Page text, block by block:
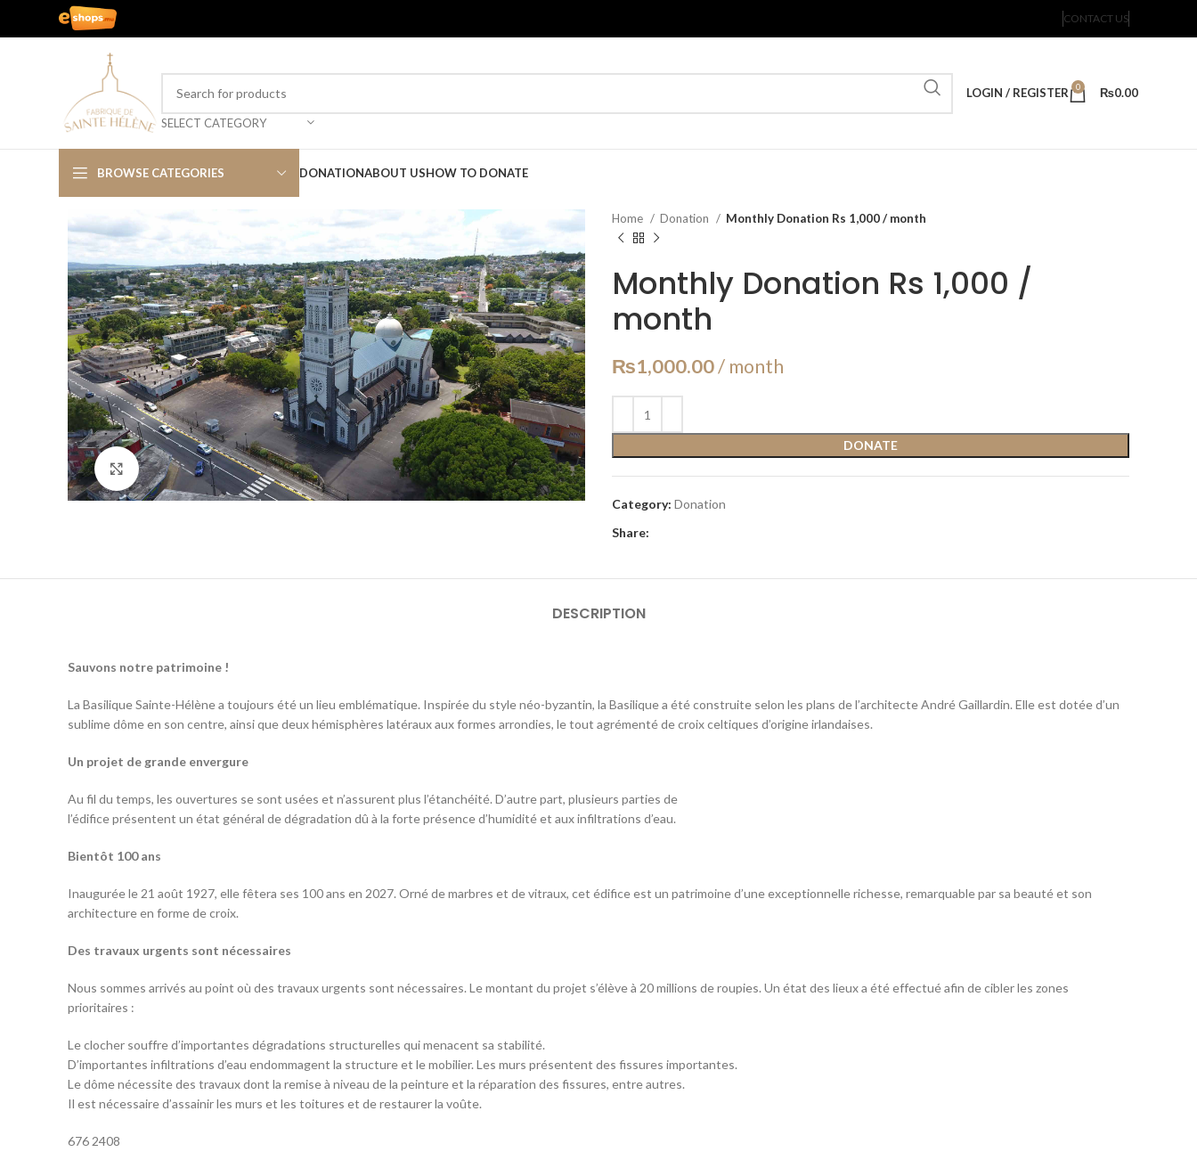
CONTACT US
SELECT CATEGORY
LOGIN / REGISTER 0 ₨0.00
BROWSE CATEGORIES DONATIONABOUT USHOW TO DONATE
Click to enlarge
Home Donation Monthly Donation Rs 1,000 / month
Monthly Donation Rs 1,000 /
month
₨1,000.00/ month
DONATE
Category: Donation
Share:
DESCRIPTION
Sauvons notre patrimoine !
La Basilique Sainte-Hélène a toujours été un lieu emblématique. Inspirée du style néo-byzantin, la Basilique a été construite selon les plans de l’architecte André Gaillardin. Elle est dotée d’un
sublime dôme en son centre, ainsi que deux hémisphères latéraux aux formes arrondies, le tout agrémenté de croix celtiques d’origine irlandaises.
Un projet de grande envergure
Au fil du temps, les ouvertures se sont usées et n’assurent plus l’étanchéité. D’autre part, plusieurs parties de
l’édifice présentent un état général de dégradation dû à la forte présence d’humidité et aux infiltrations d’eau.
Bientôt 100 ans
Inaugurée le 21 août 1927, elle fêtera ses 100 ans en 2027. Orné de marbres et de vitraux, cet édifice est un patrimoine d’une exceptionnelle richesse, remarquable par sa beauté et son
architecture en forme de croix.
Des travaux urgents sont nécessaires
Nous sommes arrivés au point où des travaux urgents sont nécessaires. Le montant du projet s’élève à 20 millions de roupies. Un état des lieux a été effectué afin de cibler les zones
prioritaires :
Le clocher souffre d’importantes dégradations structurelles qui menacent sa stabilité.
D’importantes infiltrations d’eau endommagent la structure et le mobilier. Les murs présentent des fissures importantes.
Le dôme nécessite des travaux dont la remise à niveau de la peinture et la réparation des fissures, entre autres.
Il est nécessaire d’assainir les murs et les toitures et de restaurer la voûte.
676 2408